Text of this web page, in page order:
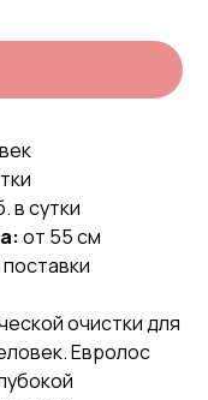
в сутки
от 55 см
очистки для
Евролос